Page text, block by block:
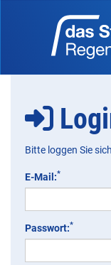
Bitte loggen Sie
E-Mail:*
Passwort:*